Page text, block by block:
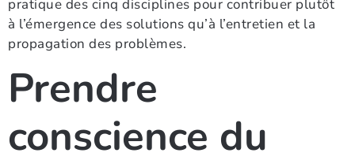
pratique des cinq disciplines pour contribuer plutôt
à l’émergence des solutions qu’à l’entretien et la
propagation des problèmes.
Prendre
conscience du